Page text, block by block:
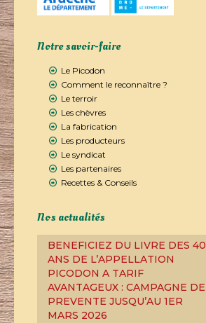
Notre savoir-faire
Le Picodon
Comment le reconnaître ?
Le terroir
Les chèvres
La fabrication
Les producteurs
Le syndicat
Les partenaires
Recettes & Conseils
Nos actualités
BENEFICIEZ DU LIVRE DES 40
ANS DE L’APPELLATION
PICODON A TARIF
AVANTAGEUX : CAMPAGNE DE
PREVENTE JUSQU’AU 1ER
MARS 2026